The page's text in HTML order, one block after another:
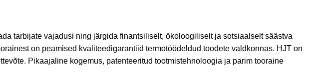
tarbijate vajadusi ning järgida finantsiliselt, ökoloogiliselt ja sotsiaalselt säästva
on peamised kvaliteedigarantiid termotöödeldud toodete valdkonnas. HJT on
Pikaajaline kogemus, patenteeritud tootmistehnoloogia ja parim tooraine